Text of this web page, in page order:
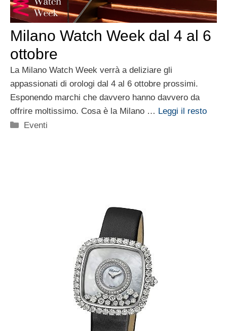
Milano Watch Week dal 4 al 6
ottobre
La Milano Watch Week verrà a deliziare gli
appassionati di orologi dal 4 al 6 ottobre prossimi.
Esponendo marchi che davvero hanno davvero da
offrire moltissimo. Cosa è la Milano … Leggi il resto
Categorie
Eventi